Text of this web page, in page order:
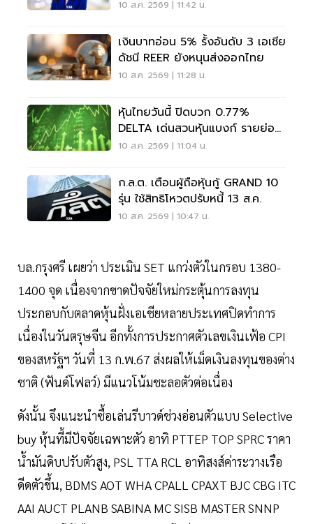
10 ส.ค. 2569 | 11:42 น.
เงินบาทอ่อน 5% รั้งอันดับ 3 เอเชีย
ดัชนี REER ยังหนุนส่งออกไทย
10 ส.ค. 2569 | 11:28 น.
หุ้นไทยวันนี้ ปิดบวก 0.77%
DELTA เด่นสวนหุ้นแบงก์ รายย่อย
ซื้อ 1.26 พันล้าน
10 ส.ค. 2569 | 11:04 น.
ก.ล.ต. เตือนผู้ถือหุ้นกู้ GRAND 10
รุ่น ใช้สิทธิโหวตปรับหนี้ 13 ส.ค.
10 ส.ค. 2569 | 10:47 น.
บล.กรุงศรี เผยว่า ประเมิน SET แกว่งตัวในกรอบ 1380-
1400 จุด เนื่องจากขาดปัจจัยใหม่กระตุ้นการลงทุน
ประกอบกับตลาดหุ้นฝั่งเอเชียหลายประเทศปิดทำการ
เนื่องในวันตรุษจีน อีกทั้งการประกาศตัวเลขเงินเฟ้อ CPI
ของสหรัฐฯ วันที่ 13 ก.พ.67 ส่งผลให้เม็ดเงินลงทุนของต่าง
ชาติ (ฟันด์โฟลว์) มีแนวโน้มชะลอตัวต่อเนื่อง
ดังนั้น จึงแนะนำซื้อเล่นรีบาวด์ช่วงอ่อนตัวแบบ Selective
buy หุ้นที้มีปัจจัยเฉพาะตัว อาทิ PTTEP TOP SPRC ราคา
น้ำมันดิบปรับตัวสูง, PSL TTA RCL อาทิสงส์ค่าระวางเรือ
ดีดตัวขึ้น, BDMS AOT WHA CPALL CPAXT BJC CBG ITC
AAI AUCT PLANB SABINA MC SISB MASTER SNNP